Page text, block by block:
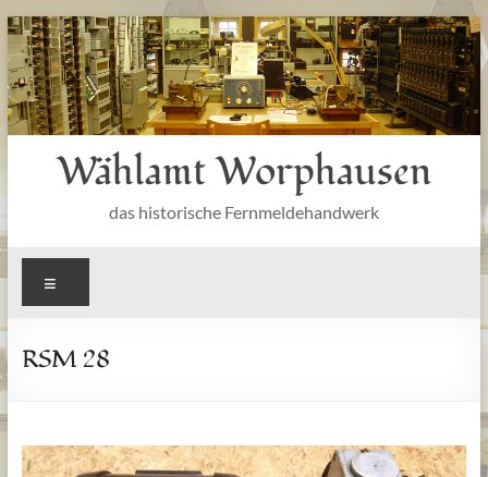
Zum
Inhalt
springen
Wählamt Worphausen
das historische Fernmeldehandwerk
RSM 28